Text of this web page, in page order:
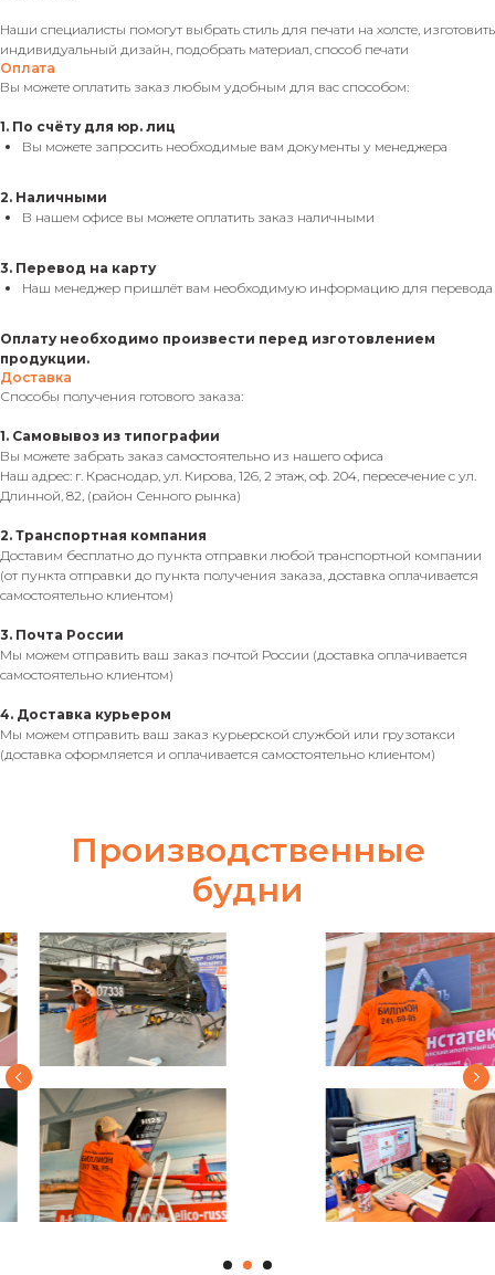
Наши специалисты помогут выбрать стиль для печати на холсте, изготовить
индивидуальный дизайн, подобрать материал, способ печати
Оплата
Вы можете оплатить заказ любым удобным для вас способом:
1. По счёту для юр. лиц
Вы можете запросить необходимые вам документы у менеджера
2. Наличными
В нашем офисе вы можете оплатить заказ наличными
3. Перевод на карту
Наш менеджер пришлёт вам необходимую информацию для перевода
Оплату необходимо произвести перед изготовлением
продукции.
Доставка
Способы получения готового заказа:
1. Самовывоз из типографии
Вы можете забрать заказ самостоятельно из нашего офиса
Наш адрес: г. Краснодар, ул. Кирова, 126, 2 этаж, оф. 204, пересечение с ул.
Длинной, 82, (район Сенного рынка)
2. Транспортная компания
Доставим бесплатно до пункта отправки любой транспортной компании
(от пункта отправки до пункта получения заказа, доставка оплачивается
самостоятельно клиентом)
3. Почта России
Мы можем отправить ваш заказ почтой России (доставка оплачивается
самостоятельно клиентом)
4. Доставка курьером
Мы можем отправить ваш заказ курьерской службой или грузотакси
(доставка оформляется и оплачивается самостоятельно клиентом)
Производственные
будни